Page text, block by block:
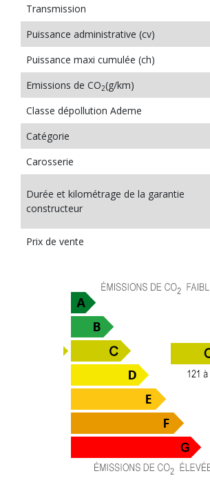
Transmission
Puissance administrative (cv)
Puissance maxi cumulée (ch)
Emissions de CO2(g/km)
Classe dépollution Ademe
Catégorie
Carosserie
Durée et kilométrage de la garantie
constructeur
Prix de vente